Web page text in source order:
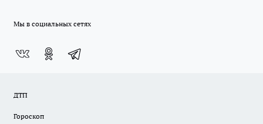
Мы в социальных сетях
ДТП
Гороскоп